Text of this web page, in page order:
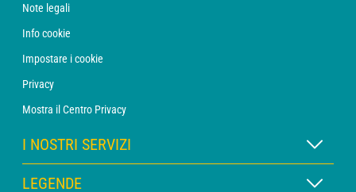
Note legali
Info cookie
Impostare i cookie
Privacy
Mostra il Centro Privacy
I NOSTRI SERVIZI
Abbonamento METEO Xpert
LEGENDE